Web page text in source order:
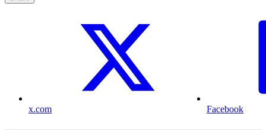
x.com Facebook